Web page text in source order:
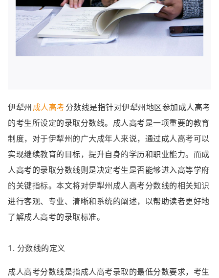
伊犁州成人高考分数线是指针对伊犁州地区参加成人高考
的考生所设定的录取分数线。成人高考是一项重要的教育
制度，对于伊犁州的广大成年人来说，通过成人高考可以
实现继续教育的目标，提升自身的学历和职业能力。而成
人高考的录取分数线则是决定考生是否能够进入高等学府
的关键指标。本文将对伊犁州成人高考分数线的相关知识
进行客观、专业、清晰和系统的阐述，以帮助读者更好地
了解成人高考的录取标准。
1. 分数线的定义
成人高考分数线是指成人高考录取的最低分数要求，考生